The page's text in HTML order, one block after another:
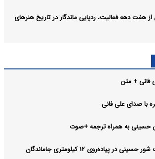
هفت دهه فعالیت، ردپایی ماندگار در تاریخ هنرهای
فانی + متن
با صدای علی فانی
حسینی به همراه ترجمه +صوت
در پیاده‌روی ۱۲ کیلومتری جاماندگان